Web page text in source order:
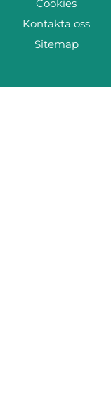
Cookies
Kontakta oss
Sitemap